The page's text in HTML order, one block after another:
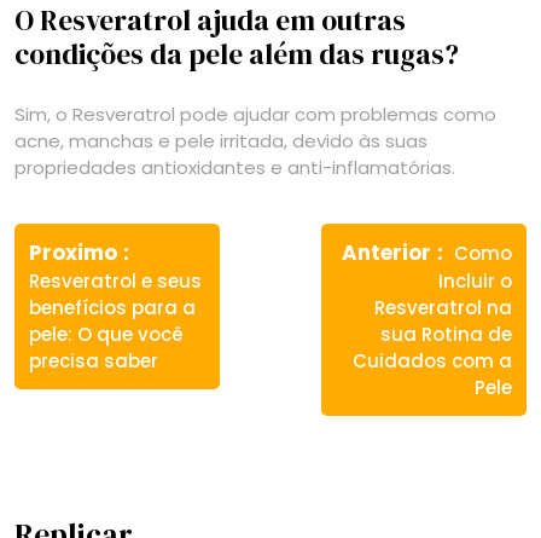
O Resveratrol ajuda em outras
condições da pele além das rugas?
Sim, o Resveratrol pode ajudar com problemas como
acne, manchas e pele irritada, devido às suas
propriedades antioxidantes e anti-inflamatórias.
Navegação
de
Post
Proximo
post:
Resveratrol e seus
benefícios para a
pele: O que você
precisa saber
Anterior
Next
post:
Como
Incluir o
Resveratrol na
sua Rotina de
Cuidados com a
Pele